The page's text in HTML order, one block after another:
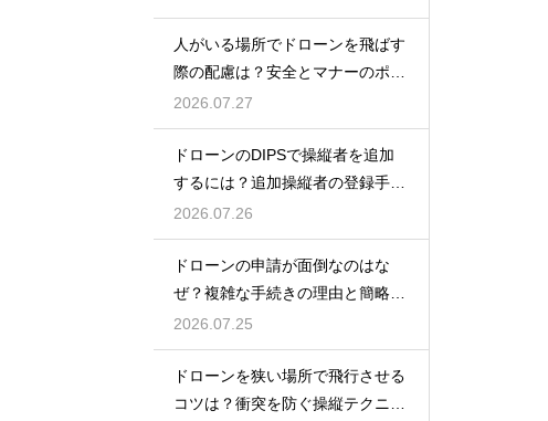
人がいる場所でドローンを飛ばす
際の配慮は？安全とマナーのポイ
ント
2026.07.27
ドローンのDIPSで操縦者を追加
するには？追加操縦者の登録手順
を解説
2026.07.26
ドローンの申請が面倒なのはな
ぜ？複雑な手続きの理由と簡略化
の動向
2026.07.25
ドローンを狭い場所で飛行させる
コツは？衝突を防ぐ操縦テクニッ